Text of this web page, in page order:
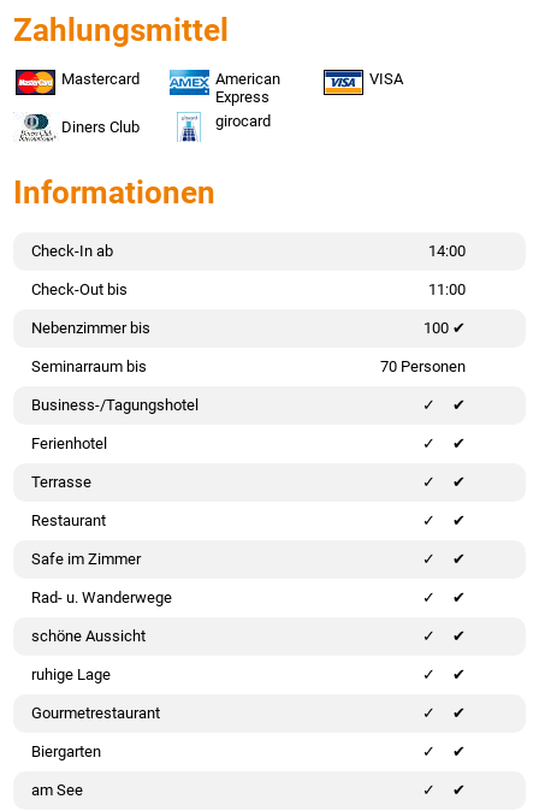
Zahlungsmittel
Mastercard
American
Express
VISA
Diners Club girocard
Informationen
Check-In ab 14:00
Check-Out bis 11:00
Nebenzimmer bis 100 ✔
Seminarraum bis 70 Personen
Business-/Tagungshotel ✔
Ferienhotel ✔
Terrasse ✔
Restaurant ✔
Safe im Zimmer ✔
Rad- u. Wanderwege ✔
schöne Aussicht ✔
ruhige Lage ✔
Gourmetrestaurant ✔
Biergarten ✔
am See ✔